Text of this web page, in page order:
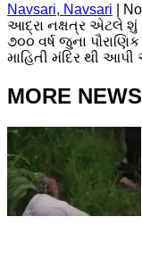
Navsari, Navsari
આદ્રા નક્ષત્ર એટલે શું
૭૦૦ વર્ષ જુના
માહિતી મંદિર થી
MORE NEWS